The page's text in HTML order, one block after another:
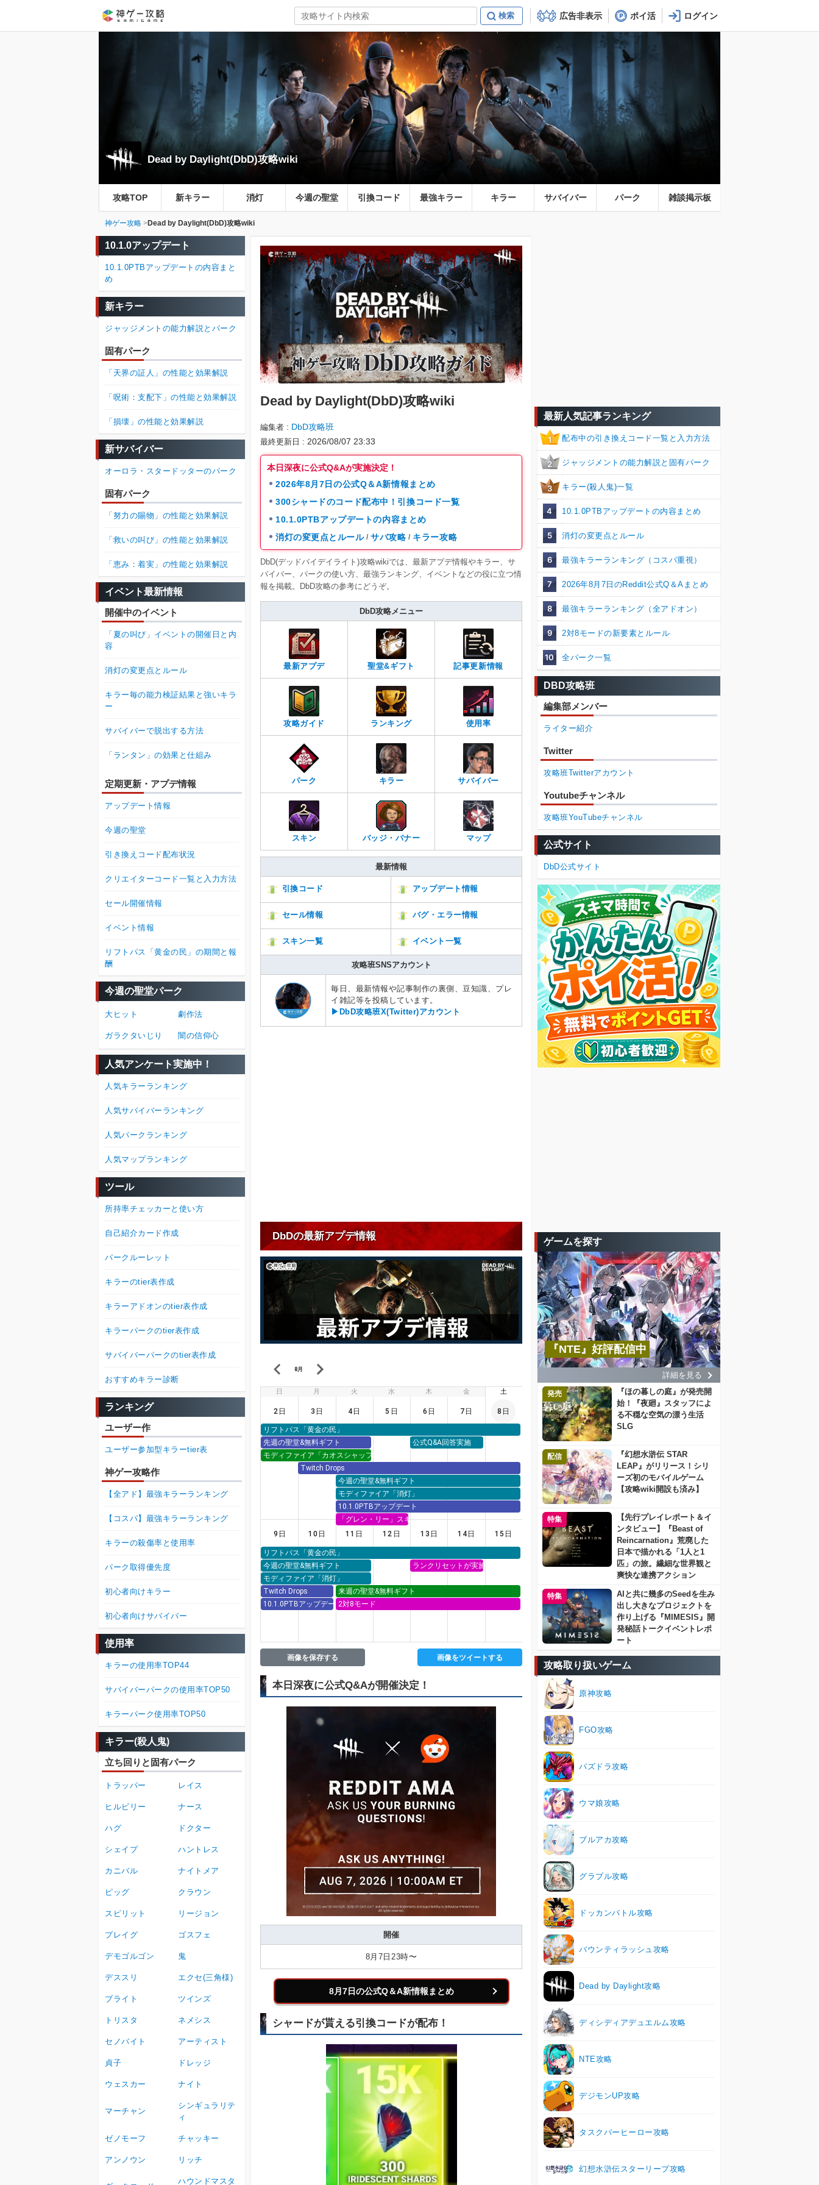
広告非表示 ポイ活
Dead by Daylight(DbD)攻略wiki
攻略TOP 新キラー 消灯 今週の聖堂 引換コード 最強キラー キラー サバイバー パーク 雑談掲示板
神ゲー攻略 Dead by Daylight(DbD)攻略wiki
Dead by Daylight(DbD)攻略wiki
編集者 DbD攻略班
最終更新日 2026/08/07 23:33
本日深夜に公式Q&Aが実施決定！
2026年8月7日の公式Q＆A新情報まとめ
300シャードのコード配布中！引換コード一覧
10.1.0PTBアップデートの内容まとめ
消灯の変更点とルール / サバ攻略 / キラー攻略
DbD(デッドバイデイライト)攻略wikiでは、最新アプデ情報やキラー、サ
バイバー、パークの使い方、最強ランキング、イベントなどの役に立つ情
報を掲載。DbD攻略の参考にどうぞ。
DbD攻略メニュー
最新アプデ 聖堂&ギフト 記事更新情報
攻略ガイド ランキング 使用率
パーク キラー サバイバー
スキン バッジ・バナー マップ
最新情報
引換コード アップデート情報
セール情報 バグ・エラー情報
スキン一覧 イベント一覧
攻略班SNSアカウント
毎日、最新情報や記事制作の裏側、豆知識、プレ
イ雑記等を投稿しています。
▶DbD攻略班X(Twitter)アカウント
DbDの最新アプデ情報
8月
日 月 火 水 木 金 土
2日
リフトパス「黄金の民」
先週の聖堂&無料ギフト
モディファイア「カオスシャッフル」
3日
Twitch Drops
4日
今週の聖堂&無料ギフト
モディファイア「消灯」
10.1.0PTBアップデート
「グレン・リー」スキン実装
5日 6日
公式Q&A回答実施
7日 8日
9日
リフトパス「黄金の民」
今週の聖堂&無料ギフト
モディファイア「消灯」
Twitch Drops
10.1.0PTBアップデート
10日 11日
来週の聖堂&無料ギフト
2対8モード
12日 13日
ランクリセットが実施
14日 15日
画像を保存する 画像をツイートする
本日深夜に公式Q&Aが開催決定！
開催
8月7日23時〜
8月7日の公式Q＆A新情報まとめ
シャードが貰える引換コードが配布！
最新人気記事ランキング
1 配布中の引き換えコード一覧と入力方法
2 ジャッジメントの能力解説と固有パーク
3 キラー(殺人鬼)一覧
4 10.1.0PTBアップデートの内容まとめ
5 消灯の変更点とルール
6 最強キラーランキング（コスパ重視）
7 2026年8月7日のReddit公式Q＆Aまとめ
8 最強キラーランキング（全アドオン）
9 2対8モードの新要素とルール
10 全パーク一覧
DBD攻略班
編集部メンバー
ライター紹介
Twitter
攻略班Twitterアカウント
Youtubeチャンネル
攻略班YouTubeチャンネル
公式サイト
DbD公式サイト
ゲームを探す
『NTE』好評配信中
詳細を見る
発売
『ほの暮しの庭』が発売開
始！『夜廻』スタッフによ
る不穏な空気の漂う生活
SLG
配信
『幻想水滸伝 STAR
LEAP』がリリース！シリ
ーズ初のモバイルゲーム
【攻略wiki開設も済み】
特集
【先行プレイレポート＆イ
ンタビュー】『Beast of
Reincarnation』荒廃した
日本で描かれる「1人と1
匹」の旅。繊細な世界観と
爽快な連携アクション
特集
AIと共に幾多のSeedを生み
出し大きなプロジェクトを
作り上げる『MIMESIS』開
発秘話トークイベントレポ
ート
攻略取り扱いゲーム
原神攻略
FGO攻略
パズドラ攻略
ウマ娘攻略
ブルアカ攻略
グラブル攻略
ドッカンバトル攻略
バウンティラッシュ攻略
Dead by Daylight攻略
ディシディアデュエルム攻略
NTE攻略
デジモンUP攻略
タスクバーヒーロー攻略
幻想水滸伝スターリープ攻略
10.1.0アップデート
10.1.0PTBアップデートの内容まと
め
新キラー
ジャッジメントの能力解説とパーク
固有パーク
「天界の証人」の性能と効果解説
「呪術：支配下」の性能と効果解説
「損壊」の性能と効果解説
新サバイバー
オーロラ・スタードッターのパーク
固有パーク
「努力の賜物」の性能と効果解説
「救いの叫び」の性能と効果解説
「恵み：着実」の性能と効果解説
イベント最新情報
開催中のイベント
「夏の叫び」イベントの開催日と内
容
消灯の変更点とルール
キラー毎の能力検証結果と強いキラ
ー
サバイバーで脱出する方法
「ランタン」の効果と仕組み
定期更新・アプデ情報
アップデート情報
今週の聖堂
引き換えコード配布状況
クリエイターコード一覧と入力方法
セール開催情報
イベント情報
リフトパス「黄金の民」の期間と報
酬
今週の聖堂パーク
大ヒット 劇作法
ガラクタいじり 闇の信仰心
人気アンケート実施中！
人気キラーランキング
人気サバイバーランキング
人気パークランキング
人気マップランキング
ツール
所持率チェッカーと使い方
自己紹介カード作成
パークルーレット
キラーのtier表作成
キラーアドオンのtier表作成
キラーパークのtier表作成
サバイバーパークのtier表作成
おすすめキラー診断
ランキング
ユーザー作
ユーザー参加型キラーtier表
神ゲー攻略作
【全アド】最強キラーランキング
【コスパ】最強キラーランキング
キラーの殺傷率と使用率
パーク取得優先度
初心者向けキラー
初心者向けサバイバー
使用率
キラーの使用率TOP44
サバイバーパークの使用率TOP50
キラーパーク使用率TOP50
キラー(殺人鬼)
立ち回りと固有パーク
トラッパー レイス
ヒルビリー ナース
ハグ ドクター
シェイプ ハントレス
カニバル ナイトメア
ピッグ クラウン
スピリット リージョン
プレイグ ゴスフェ
デモゴルゴン 鬼
デススリ エクセ(三角様)
ブライト ツインズ
トリスタ ネメシス
セノバイト アーティスト
貞子 ドレッジ
ウェスカー ナイト
マーチャン
シンギュラリテ
ィ
ゼノモーフ チャッキー
アンノウン リッチ
ハウンドマスタ